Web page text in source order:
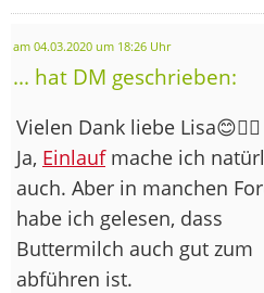
am 04.03.2020 um 18:26 Uhr
... hat DM geschrieben:
Vielen Dank liebe Lisa😊👍🏻
Ja, Einlaufmache ich
auch. Aber in manchen
habe ich gelesen, dass
Buttermilch auch gut zum
abführen ist.